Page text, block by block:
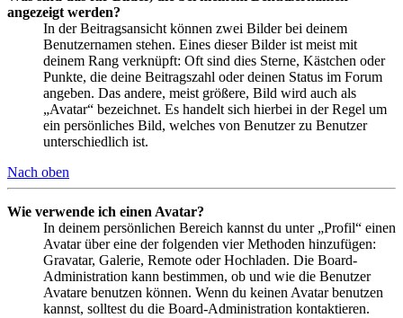
angezeigt werden?
In der Beitragsansicht können zwei Bilder bei deinem
Benutzernamen stehen. Eines dieser Bilder ist meist mit
deinem Rang verknüpft: Oft sind dies Sterne, Kästchen oder
Punkte, die deine Beitragszahl oder deinen Status im Forum
angeben. Das andere, meist größere, Bild wird auch als
„Avatar“ bezeichnet. Es handelt sich hierbei in der Regel um
ein persönliches Bild, welches von Benutzer zu Benutzer
unterschiedlich ist.
Nach oben
Wie verwende ich einen Avatar?
In deinem persönlichen Bereich kannst du unter „Profil“ einen
Avatar über eine der folgenden vier Methoden hinzufügen:
Gravatar, Galerie, Remote oder Hochladen. Die Board-
Administration kann bestimmen, ob und wie die Benutzer
Avatare benutzen können. Wenn du keinen Avatar benutzen
kannst, solltest du die Board-Administration kontaktieren.